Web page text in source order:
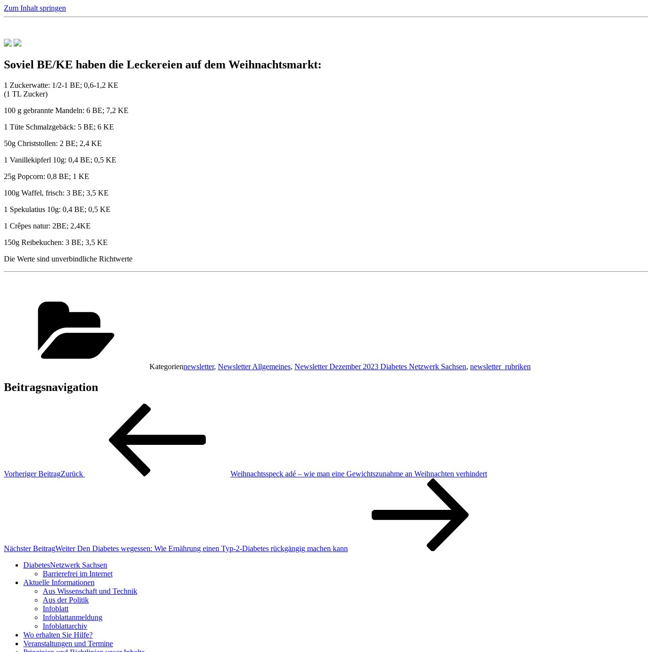
Zum Inhalt springen
Soviel BE/KE haben die Leckereien auf dem Weihnachtsmarkt:
1 Zuckerwatte: 1/2-1 BE; 0,6-1,2 KE
(1 TL Zucker)
100 g gebrannte Mandeln: 6 BE; 7,2 KE
1 Tüte Schmalzgebäck: 5 BE; 6 KE
50g Christstollen: 2 BE; 2,4 KE
1 Vanillekipferl 10g: 0,4 BE; 0,5 KE
25g Popcorn: 0,8 BE; 1 KE
100g Waffel, frisch: 3 BE; 3,5 KE
1 Spekulatius 10g: 0,4 BE; 0,5 KE
1 Crêpes natur: 2BE; 2,4KE
150g Reibekuchen: 3 BE; 3,5 KE
Die Werte sind unverbindliche Richtwerte
Kategoriennewsletter, Newsletter Allgemeines, Newsletter Dezember 2023 Diabetes Netzwerk Sachsen, newsletter_rubriken
Beitragsnavigation
Vorheriger BeitragZurück Weihnachtsspeck adé – wie man eine Gewichtszunahme an Weihnachten verhindert
Nächster BeitragWeiter Den Diabetes wegessen: Wie Ernährung einen Typ-2-Diabetes rückgängig machen kann
DiabetesNetzwerk Sachsen
Barrierefrei im Internet
Aktuelle Informationen
Aus Wissenschaft und Technik
Aus der Politik
Infoblatt
Infoblattanmeldung
Infoblattarchiv
Wo erhalten Sie Hilfe?
Veranstaltungen und Termine